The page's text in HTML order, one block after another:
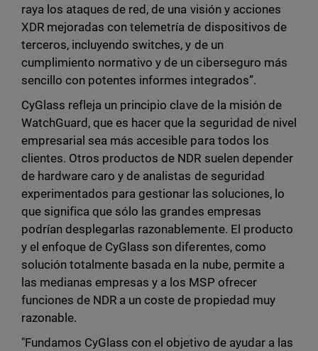
raya los ataques de red, de una visión y acciones
XDR mejoradas con telemetría de dispositivos de
terceros, incluyendo switches, y de un
cumplimiento normativo y de un ciberseguro más
sencillo con potentes informes integrados”.
CyGlass refleja un principio clave de la misión de
WatchGuard, que es hacer que la seguridad de nivel
empresarial sea más accesible para todos los
clientes. Otros productos de NDR suelen depender
de hardware caro y de analistas de seguridad
experimentados para gestionar las soluciones, lo
que significa que sólo las grandes empresas
podrían desplegarlas razonablemente. El producto
y el enfoque de CyGlass son diferentes, como
solución totalmente basada en la nube, permite a
las medianas empresas y a los MSP ofrecer
funciones de NDR a un coste de propiedad muy
razonable.
"Fundamos CyGlass con el objetivo de ayudar a las